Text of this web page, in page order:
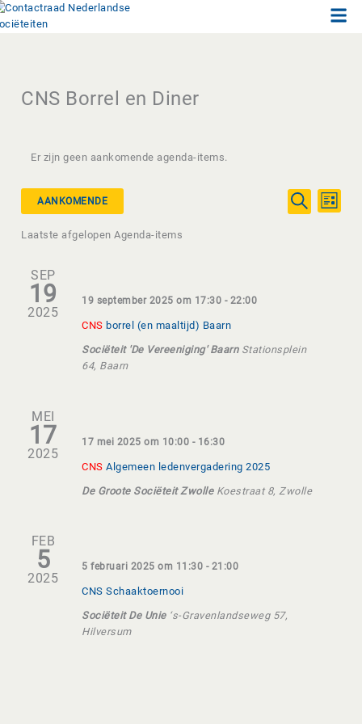
Ga
naar
CNS Borrel en Diner
Er zijn geen aankomende agenda-items.
Agenda-
itemsZOEKEN
item
LIJST
AANKOMENDE
een
Laatste afgelopen Agenda-items
SEP
19
2025
19 september 2025 om 17:30 - 22:00
CNS borrel (en maaltijd) Baarn
Sociëteit 'De Vereeniging' Baarn Stationsplein
64, Baarn
MEI
17
2025
17 mei 2025 om 10:00 - 16:30
CNSAlgemeen ledenvergadering 2025
De Groote Sociëteit Zwolle Koestraat 8, Zwolle
FEB
5
2025
5 februari 2025 om 11:30 - 21:00
CNS Schaaktoernooi
Sociëteit De Unie ‘s-Gravenlandseweg 57,
Hilversum